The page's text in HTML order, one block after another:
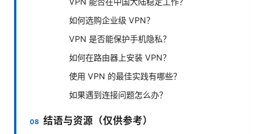
如何选购企业级 VPN？
VPN 是否能保护手机隐私？
如何在路由器上安装 VPN？
使用 VPN 的最佳实践有哪些？
如果遇到连接问题怎么办？
结语与资源（仅供参考）